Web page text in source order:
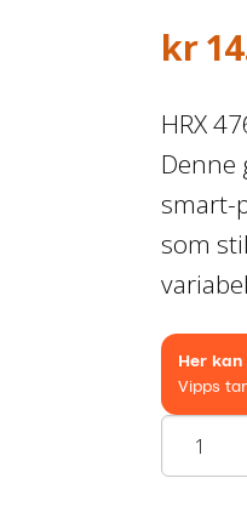
kr
HRX
Denne
smart-
som